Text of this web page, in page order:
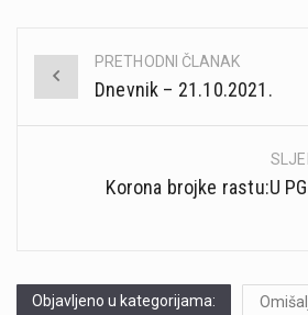
Post
PRETHODNI ČLANAK
Dnevnik – 21.10.2021.
Korona brojke rastu:U
Objavljeno u kategorijama: